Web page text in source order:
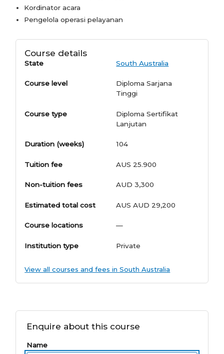
Kordinator acara
Pengelola operasi pelayanan
Course details
State South Australia
Course level
Diploma Sarjana
Tinggi
Course type
Diploma Sertifikat
Lanjutan
Duration (weeks) 104
Tuition fee AUS 25.900
Non-tuition fees AUD 3,300
Estimated total cost AUS AUD 29,200
Course locations —
Institution type Private
View all courses and fees in South Australia
Enquire about this course
Name